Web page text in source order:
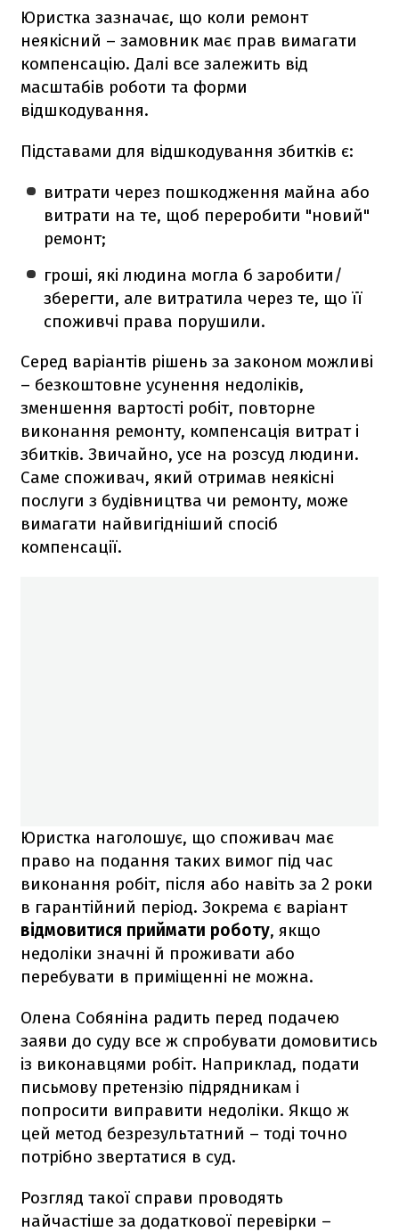
Юристка зазначає, що коли ремонт
неякісний – замовник має прав вимагати
компенсацію. Далі все залежить від
масштабів роботи та форми
відшкодування.
Підставами для відшкодування збитків є:
витрати через пошкодження майна або
витрати на те, щоб переробити "новий"
ремонт;
гроші, які людина могла б заробити/
зберегти, але витратила через те, що її
споживчі права порушили.
Серед варіантів рішень за законом можливі
– безкоштовне усунення недоліків,
зменшення вартості робіт, повторне
виконання ремонту, компенсація витрат і
збитків. Звичайно, усе на розсуд людини.
Саме споживач, який отримав неякісні
послуги з будівництва чи ремонту, може
вимагати найвигідніший спосіб
компенсації.
Юристка наголошує, що споживач має
право на подання таких вимог під час
виконання робіт, після або навіть за 2 роки
в гарантійний період. Зокрема є варіант
відмовитися приймати роботу, якщо
недоліки значні й проживати або
перебувати в приміщенні не можна.
Олена Собяніна радить перед подачею
заяви до суду все ж спробувати домовитись
із виконавцями робіт. Наприклад, подати
письмову претензію підрядникам і
попросити виправити недоліки. Якщо ж
цей метод безрезультатний – тоді точно
потрібно звертатися в суд.
Розгляд такої справи проводять
найчастіше за додаткової перевірки –